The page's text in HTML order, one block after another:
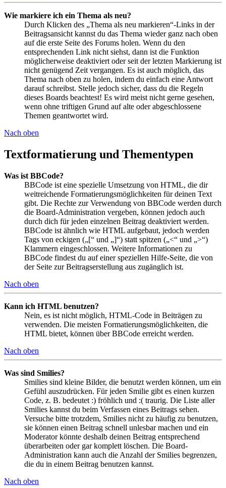
Wie markiere ich ein Thema als neu?
Durch Klicken des „Thema als neu markieren“-Links in der
Beitragsansicht kannst du das Thema wieder ganz nach oben
auf die erste Seite des Forums holen. Wenn du den
entsprechenden Link nicht siehst, dann ist die Funktion
möglicherweise deaktiviert oder seit der letzten Markierung ist
nicht genügend Zeit vergangen. Es ist auch möglich, das
Thema nach oben zu holen, indem du einfach eine Antwort
darauf schreibst. Stelle jedoch sicher, dass du die Regeln
dieses Boards beachtest! Es wird meist nicht gerne gesehen,
wenn ohne triftigen Grund auf alte oder abgeschlossene
Themen geantwortet wird.
Nach oben
Textformatierung und Thementypen
Was ist BBCode?
BBCode ist eine spezielle Umsetzung von HTML, die dir
weitreichende Formatierungsmöglichkeiten für deinen Text
gibt. Die Rechte zur Verwendung von BBCode werden durch
die Board-Administration vergeben, können jedoch auch
durch dich für jeden einzelnen Beitrag deaktiviert werden.
BBCode ist ähnlich wie HTML aufgebaut, jedoch werden
Tags von eckigen („[“ und „]“) statt spitzen („<“ und „>“)
Klammern eingeschlossen. Weitere Informationen zu
BBCode findest du auf einer speziellen Hilfe-Seite, die von
der Seite zur Beitragserstellung aus zugänglich ist.
Nach oben
Kann ich HTML benutzen?
Nein, es ist nicht möglich, HTML-Code in Beiträgen zu
verwenden. Die meisten Formatierungsmöglichkeiten, die
HTML bietet, können über BBCode erreicht werden.
Nach oben
Was sind Smilies?
Smilies sind kleine Bilder, die benutzt werden können, um ein
Gefühl auszudrücken. Für jeden Smilie gibt es einen kurzen
Code, z. B. bedeutet :) fröhlich und :( traurig. Die Liste aller
Smilies kannst du beim Verfassen eines Beitrags sehen.
Versuche bitte trotzdem, Smilies nicht zu häufig zu benutzen,
sie können einen Beitrag schnell unlesbar machen und ein
Moderator könnte deshalb deinen Beitrag entsprechend
überarbeiten oder gar komplett löschen. Die Board-
Administration kann auch die Anzahl der Smilies begrenzen,
die du in einem Beitrag benutzen kannst.
Nach oben